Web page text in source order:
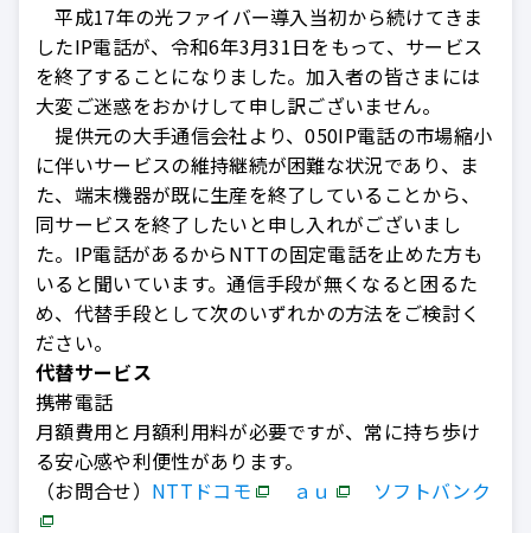
平成17年の光ファイバー導入当初から続けてきま
したIP電話が、令和6年3月31日をもって、サービス
を終了することになりました。加入者の皆さまには
大変ご迷惑をおかけして申し訳ございません。
提供元の大手通信会社より、050IP電話の市場縮小
に伴いサービスの維持継続が困難な状況であり、ま
た、端末機器が既に生産を終了していることから、
同サービスを終了したいと申し入れがございまし
た。IP電話があるからNTTの固定電話を止めた方も
いると聞いています。通信手段が無くなると困るた
め、代替手段として次のいずれかの方法をご検討く
ださい。
代替サービス
携帯電話
月額費用と月額利用料が必要ですが、常に持ち歩け
る安心感や利便性があります。
（お問合せ） NTTドコモ ａｕ ソフトバンク